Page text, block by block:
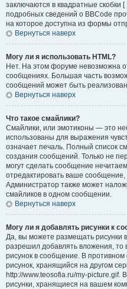
заключаются в квадратные
подробных сведений о BBCode
на которое доступна из формы
Вернуться наверх
Могу ли я использовать HTML?
Нет. На этом форуме невозможна
сообщениях. Большая часть
сообщений может быть
Вернуться наверх
Что такое смайлики?
Смайлики, или эмотиконы — это
использованы для выражения
означает печаль. Полный список
создания сообщений. Только не
могут сделать сообщение
отредактировать ваше
Администратор также может
смайликов в одном сообщении.
Вернуться наверх
Могу ли я добавлять рисунки к
Да, вы можете размещать рисунки
разрешил добавлять вложения, то
рисунок в сообщение. В противном
рисунок, хранящийся на другом
http://www.teosofia.ru/my-picture.gif.
рисунки, хранящиеся на вашем